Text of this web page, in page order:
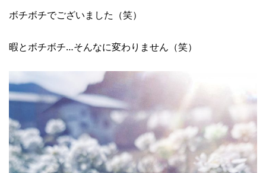
ボチボチでございました（笑）
暇とボチボチ…そんなに変わりません（笑）